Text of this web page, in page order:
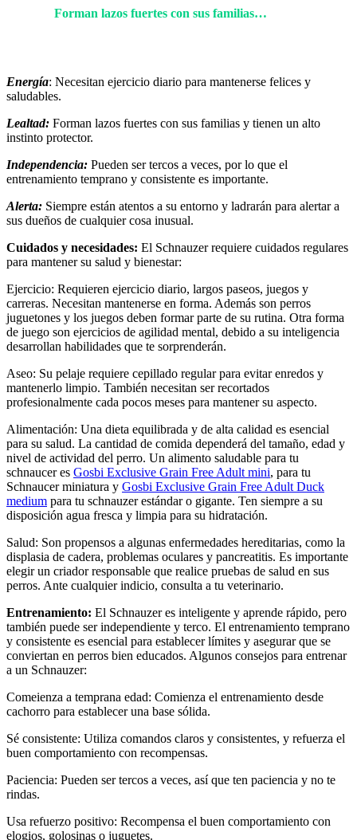
Forman lazos fuertes con sus familias…
Energía: Necesitan ejercicio diario para mantenerse felices y
saludables.
Lealtad: Forman lazos fuertes con sus familias y tienen un alto
instinto protector.
Independencia: Pueden ser tercos a veces, por lo que el
entrenamiento temprano y consistente es importante.
Alerta: Siempre están atentos a su entorno y ladrarán para alertar a
sus dueños de cualquier cosa inusual.
Cuidados y necesidades: El Schnauzer requiere cuidados regulares
para mantener su salud y bienestar:
Ejercicio: Requieren ejercicio diario, largos paseos, juegos y
carreras. Necesitan mantenerse en forma. Además son perros
juguetones y los juegos deben formar parte de su rutina. Otra forma
de juego son ejercicios de agilidad mental, debido a su inteligencia
desarrollan habilidades que te sorprenderán.
Aseo: Su pelaje requiere cepillado regular para evitar enredos y
mantenerlo limpio. También necesitan ser recortados
profesionalmente cada pocos meses para mantener su aspecto.
Alimentación: Una dieta equilibrada y de alta calidad es esencial
para su salud. La cantidad de comida dependerá del tamaño, edad y
nivel de actividad del perro. Un alimento saludable para tu
schnaucer es Gosbi Exclusive Grain Free Adult mini, para tu
Schnaucer miniatura y Gosbi Exclusive Grain Free Adult Duck
medium para tu schnauzer estándar o gigante. Ten siempre a su
disposición agua fresca y limpia para su hidratación.
Salud: Son propensos a algunas enfermedades hereditarias, como la
displasia de cadera, problemas oculares y pancreatitis. Es importante
elegir un criador responsable que realice pruebas de salud en sus
perros. Ante cualquier indicio, consulta a tu veterinario.
Entrenamiento: El Schnauzer es inteligente y aprende rápido, pero
también puede ser independiente y terco. El entrenamiento temprano
y consistente es esencial para establecer límites y asegurar que se
conviertan en perros bien educados. Algunos consejos para entrenar
a un Schnauzer:
Comeienza a temprana edad: Comienza el entrenamiento desde
cachorro para establecer una base sólida.
Sé consistente: Utiliza comandos claros y consistentes, y refuerza el
buen comportamiento con recompensas.
Paciencia: Pueden ser tercos a veces, así que ten paciencia y no te
rindas.
Usa refuerzo positivo: Recompensa el buen comportamiento con
elogios, golosinas o juguetes.